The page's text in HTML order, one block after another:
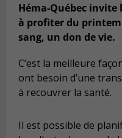
Héma-Québec
à profiter du
sang, un don de vie.
C’est la meilleure
ont besoin d’une
à recouvrer la santé.
Il est possible de